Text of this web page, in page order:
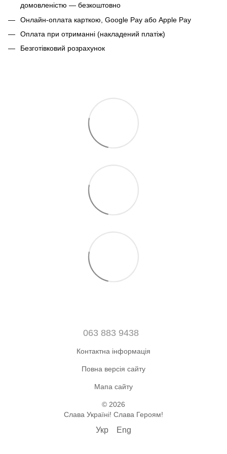
домовленістю — безкоштовно
Онлайн-оплата карткою, Google Pay або Apple Pay
Оплата при отриманні (накладений платіж)
Безготівковий розрахунок
063 883 9438
Контактна інформація
Повна версія сайту
Мапа сайту
© 2026
Слава Україні! Слава Героям!
Укр Eng